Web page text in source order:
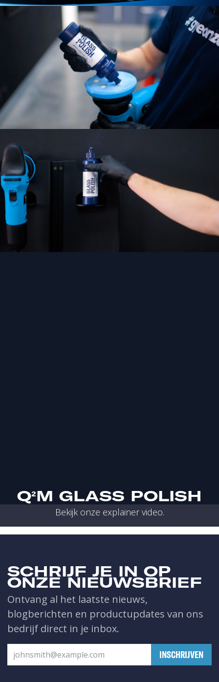
Q²M GLASS POLISH
Bekijk onze explainer video.
SCHRIJF JE IN OP
ONZE NIEUWSBRIEF
Ontvang al het laatste nieuws,
blogberichten en productupdates van ons
bedrijf direct in je inbox.
​INSCHRIJVEN